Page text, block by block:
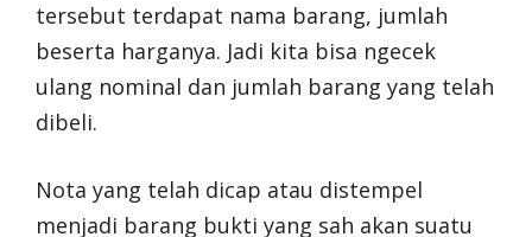
tersebut terdapat nama barang, jumlah
beserta harganya. Jadi kita bisa ngecek
ulang nominal dan jumlah barang yang telah
dibeli.
Nota yang telah dicap atau distempel
menjadi barang bukti yang sah akan suatu